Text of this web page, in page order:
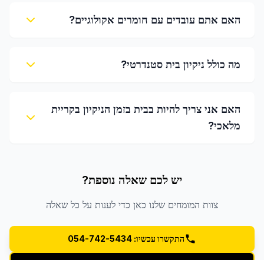
האם אתם עובדים עם חומרים אקולוגיים?
מה כולל ניקיון בית סטנדרטי?
האם אני צריך להיות בבית בזמן הניקיון בקריית
מלאכי?
יש לכם שאלה נוספת?
צוות המומחים שלנו כאן כדי לענות על כל שאלה
התקשרו עכשיו: 054-742-5434